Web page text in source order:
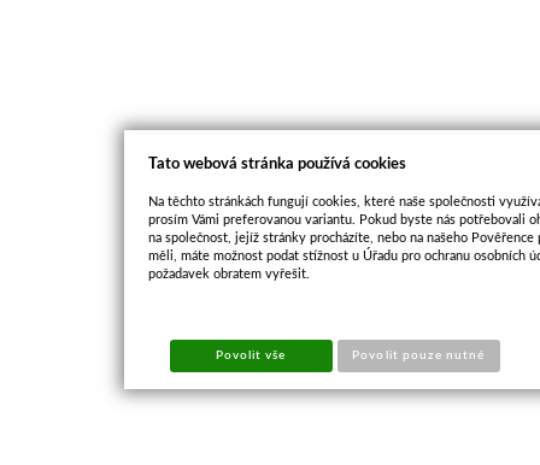
Tato webová stránka používá cookies
Na těchto stránkách fungují cookies, které naše společnosti
prosím Vámi preferovanou variantu. Pokud byste nás potřebovali
na společnost, jejíž stránky procházíte, nebo na našeho
měli, máte možnost podat stížnost u Úřadu pro ochranu osobních
požadavek obratem vyřešit.
Povolit vše Povolit pouze nutné